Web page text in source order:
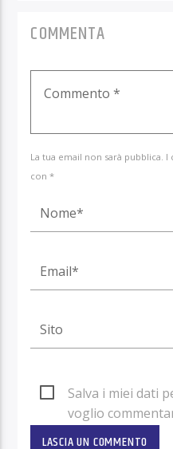
COMMENTA
La tua email non sarà pubblica.
con *
Salva i miei dati
voglio